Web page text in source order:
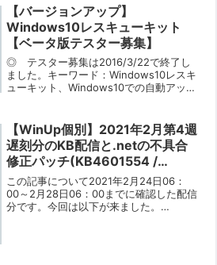
【バージョンアップ】
Windows10レスキューキット
【ベータ版テスター募集】
◎ テスター募集は2016/3/22で終了し
ました。キーワード：Windows10レスキ
ューキット、Windows10での自動アップ
レードアドバイザ、10秒ルー...
【WinUp個別】2021年2月第4週
遅刻分のKB配信と.netの不具合
修正パッチ(KB4601554 /
KB4601556)【2021/2/28】
この記事について2021年2月24日06：
00～2月28日06：00までに確認した配信
分です。今回は以下が来ました。